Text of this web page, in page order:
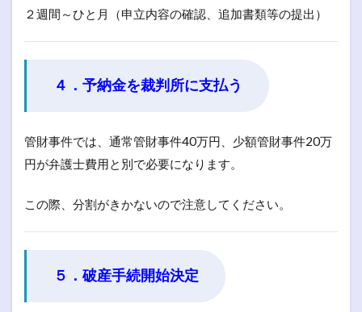
２週間～ひと月（申立内容の確認、追加書類等の提出）
４．予納金を裁判所に支払う
管財事件では、通常管財事件40万円、少額管財事件20万
円が弁護士費用と別で必要になります。
この際、分割がきかないので注意してください。
５．破産手続開始決定